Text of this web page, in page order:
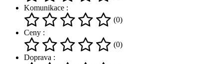
Komunikace :
(0)
Ceny :
(0)
Doprava :